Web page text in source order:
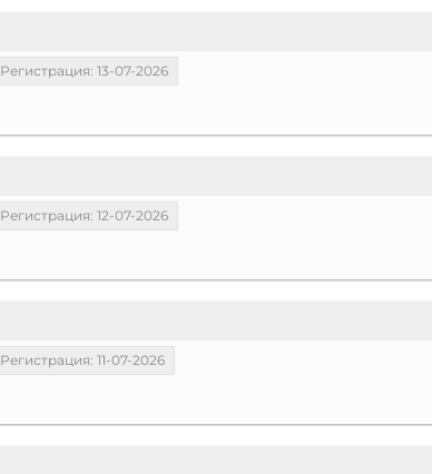
Регистрация: 13-07-2026
Регистрация: 12-07-2026
Регистрация: 11-07-2026